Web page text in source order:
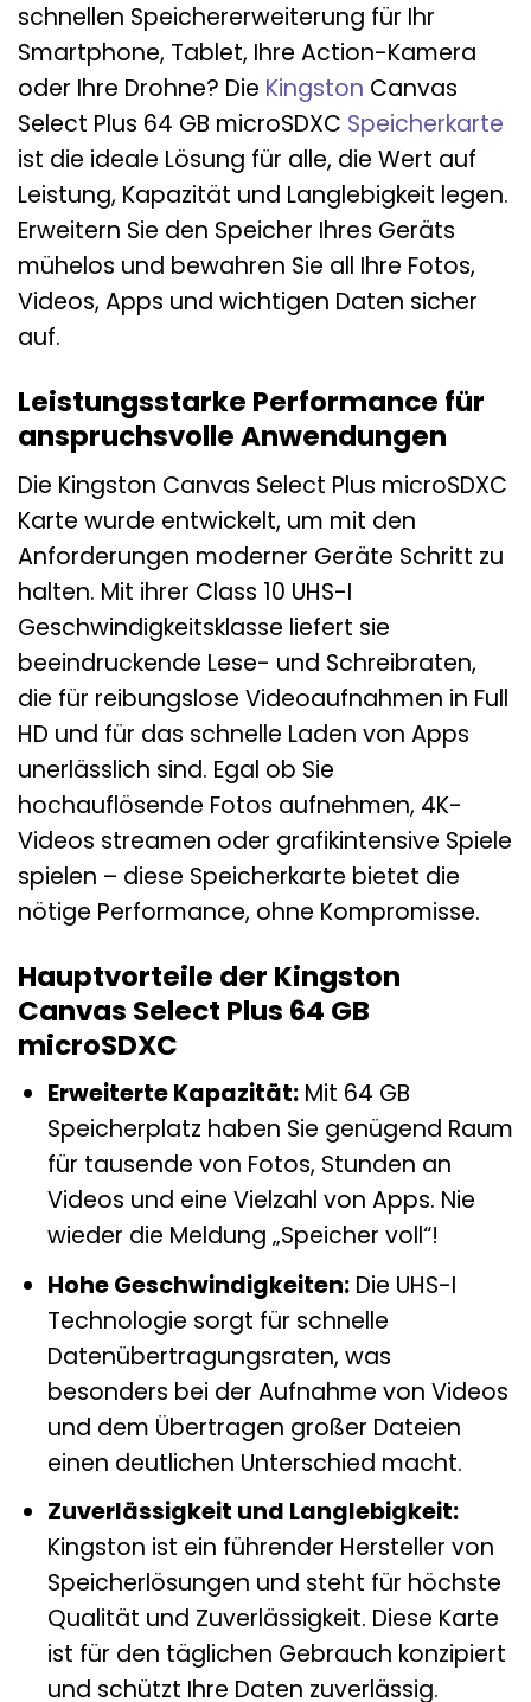
schnellen Speichererweiterung für Ihr
Smartphone, Tablet, Ihre Action-Kamera
oder Ihre Drohne? Die Kingston Canvas
Select Plus 64 GB microSDXC Speicherkarte
ist die ideale Lösung für alle, die Wert auf
Leistung, Kapazität und Langlebigkeit legen.
Erweitern Sie den Speicher Ihres Geräts
mühelos und bewahren Sie all Ihre Fotos,
Videos, Apps und wichtigen Daten sicher
auf.
Leistungsstarke Performance für
anspruchsvolle Anwendungen
Die Kingston Canvas Select Plus microSDXC
Karte wurde entwickelt, um mit den
Anforderungen moderner Geräte Schritt zu
halten. Mit ihrer Class 10 UHS-I
Geschwindigkeitsklasse liefert sie
beeindruckende Lese- und Schreibraten,
die für reibungslose Videoaufnahmen in Full
HD und für das schnelle Laden von Apps
unerlässlich sind. Egal ob Sie
hochauflösende Fotos aufnehmen, 4K-
Videos streamen oder grafikintensive Spiele
spielen – diese Speicherkarte bietet die
nötige Performance, ohne Kompromisse.
Hauptvorteile der Kingston
Canvas Select Plus 64 GB
microSDXC
Erweiterte Kapazität:Mit 64 GB
Speicherplatz haben Sie genügend Raum
für tausende von Fotos, Stunden an
Videos und eine Vielzahl von Apps. Nie
wieder die Meldung „Speicher voll“!
Hohe Geschwindigkeiten:Die UHS-I
Technologie sorgt für schnelle
Datenübertragungsraten, was
besonders bei der Aufnahme von Videos
und dem Übertragen großer Dateien
einen deutlichen Unterschied macht.
Zuverlässigkeit und Langlebigkeit:
Kingston ist ein führender Hersteller von
Speicherlösungen und steht für höchste
Qualität und Zuverlässigkeit. Diese Karte
ist für den täglichen Gebrauch konzipiert
und schützt Ihre Daten zuverlässig.